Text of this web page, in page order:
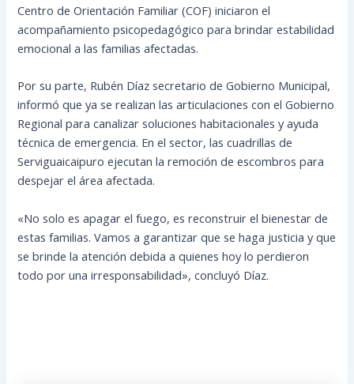
Centro de Orientación Familiar (COF) iniciaron el
acompañamiento psicopedagógico para brindar estabilidad
emocional a las familias afectadas.
Por su parte, Rubén Díaz secretario de Gobierno Municipal,
informó que ya se realizan las articulaciones con el Gobierno
Regional para canalizar soluciones habitacionales y ayuda
técnica de emergencia. En el sector, las cuadrillas de
Serviguaicaipuro ejecutan la remoción de escombros para
despejar el área afectada.
«No solo es apagar el fuego, es reconstruir el bienestar de
estas familias. Vamos a garantizar que se haga justicia y que
se brinde la atención debida a quienes hoy lo perdieron
todo por una irresponsabilidad», concluyó Díaz.